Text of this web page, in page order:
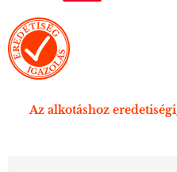
Az alkotáshoz